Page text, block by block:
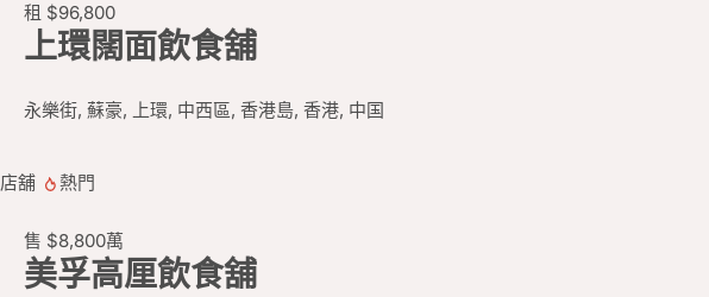
租 $96,800
上環闊面飲食舖
永樂街, 蘇豪, 上環, 中西區, 香港島, 香港, 中国
店舖 熱門
售 $8,800萬
美孚高厘飲食舖